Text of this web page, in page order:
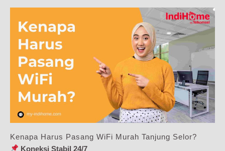
Kenapa Harus Pasang WiFi Murah Tanjung Selor?
Koneksi Stabil 24/7